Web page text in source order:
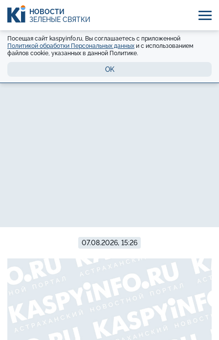
НОВОСТИ
ЗЕЛЕНЫЕ СВЯТКИ
Посещая сайт kaspyinfo.ru, Вы соглашаетесь с приложенной
Политикой обработки Персональных данных и с использованием
файлов cookie, указанных в данной Политике.
OK
07.08.2026, 15:26